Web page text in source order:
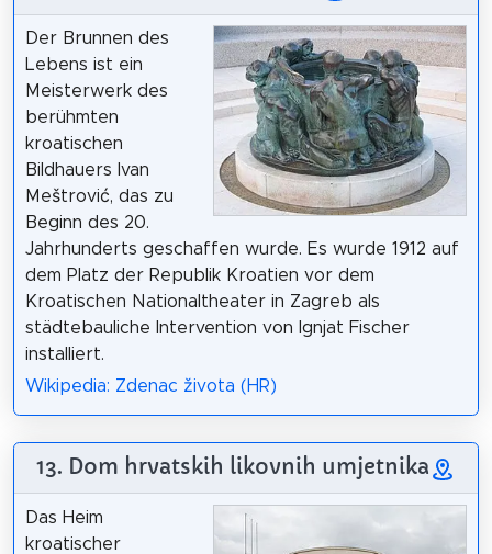
Der Brunnen des
Lebens ist ein
Meisterwerk des
berühmten
kroatischen
Bildhauers Ivan
Meštrović, das zu
Beginn des 20.
Jahrhunderts geschaffen wurde. Es wurde 1912 auf
dem Platz der Republik Kroatien vor dem
Kroatischen Nationaltheater in Zagreb als
städtebauliche Intervention von Ignjat Fischer
installiert.
Wikipedia: Zdenac života (HR)
13. Dom hrvatskih likovnih umjetnika
Das Heim
kroatischer